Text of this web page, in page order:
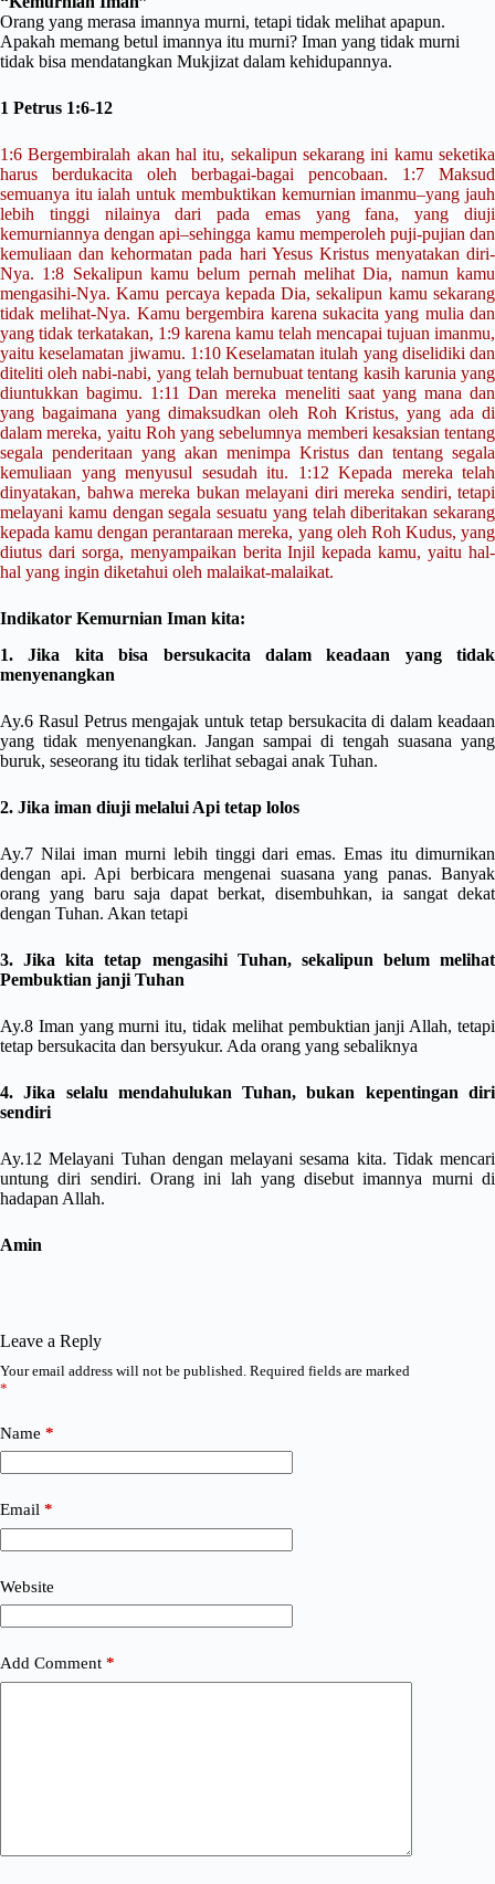
Orang yang merasa imannya murni, tetapi tidak melihat apapun.
Apakah memang betul imannya itu murni? Iman yang tidak murni
tidak bisa mendatangkan Mukjizat dalam kehidupannya.
1 Petrus 1:6-12
1:6 Bergembiralah akan hal itu, sekalipun sekarang ini kamu seketika
harus berdukacita oleh berbagai-bagai pencobaan. 1:7 Maksud
semuanya itu ialah untuk membuktikan kemurnian imanmu–yang jauh
lebih tinggi nilainya dari pada emas yang fana, yang diuji
kemurniannya dengan api–sehingga kamu memperoleh puji-pujian dan
kemuliaan dan kehormatan pada hari Yesus Kristus menyatakan diri-
Nya. 1:8 Sekalipun kamu belum pernah melihat Dia, namun kamu
mengasihi-Nya. Kamu percaya kepada Dia, sekalipun kamu sekarang
tidak melihat-Nya. Kamu bergembira karena sukacita yang mulia dan
yang tidak terkatakan, 1:9 karena kamu telah mencapai tujuan imanmu,
yaitu keselamatan jiwamu. 1:10 Keselamatan itulah yang diselidiki dan
diteliti oleh nabi-nabi, yang telah bernubuat tentang kasih karunia yang
diuntukkan bagimu. 1:11 Dan mereka meneliti saat yang mana dan
yang bagaimana yang dimaksudkan oleh Roh Kristus, yang ada di
dalam mereka, yaitu Roh yang sebelumnya memberi kesaksian tentang
segala penderitaan yang akan menimpa Kristus dan tentang segala
kemuliaan yang menyusul sesudah itu. 1:12 Kepada mereka telah
dinyatakan, bahwa mereka bukan melayani diri mereka sendiri, tetapi
melayani kamu dengan segala sesuatu yang telah diberitakan sekarang
kepada kamu dengan perantaraan mereka, yang oleh Roh Kudus, yang
diutus dari sorga, menyampaikan berita Injil kepada kamu, yaitu hal-
hal yang ingin diketahui oleh malaikat-malaikat.
Indikator Kemurnian Iman kita:
1. Jika kita bisa bersukacita dalam keadaan yang tidak
menyenangkan
Ay.6 Rasul Petrus mengajak untuk tetap bersukacita di dalam keadaan
yang tidak menyenangkan. Jangan sampai di tengah suasana yang
buruk, seseorang itu tidak terlihat sebagai anak Tuhan.
2. Jika iman diuji melalui Api tetap lolos
Ay.7 Nilai iman murni lebih tinggi dari emas. Emas itu dimurnikan
dengan api. Api berbicara mengenai suasana yang panas. Banyak
orang yang baru saja dapat berkat, disembuhkan, ia sangat dekat
dengan Tuhan. Akan tetapi
3. Jika kita tetap mengasihi Tuhan, sekalipun belum melihat
Pembuktian janji Tuhan
Ay.8 Iman yang murni itu, tidak melihat pembuktian janji Allah, tetapi
tetap bersukacita dan bersyukur. Ada orang yang sebaliknya
4. Jika selalu mendahulukan Tuhan, bukan kepentingan diri
sendiri
Ay.12 Melayani Tuhan dengan melayani sesama kita. Tidak mencari
untung diri sendiri. Orang ini lah yang disebut imannya murni di
hadapan Allah.
Amin
Leave a Reply
Your email address will not be published. Required fields are marked
*
Name *
Email *
Website
Add Comment *